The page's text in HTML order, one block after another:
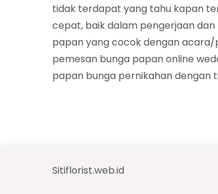
tidak terdapat yang tahu kapan
cepat, baik dalam pengerjaan
papan yang cocok dengan acara/
pemesan bunga papan online
papan bunga pernikahan dengan
Sitiflorist.web.id